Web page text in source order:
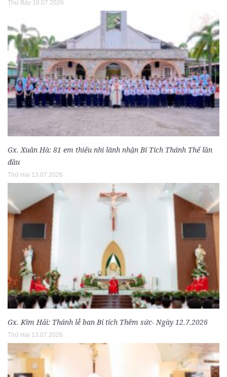
Thứ Bảy 18.07.2026
Gx. Xuân Hà: 81 em thiếu nhi lãnh nhận Bí Tích Thánh Thể lần
đầu
Thứ Hai 13.07.2026
Gx. Kim Hải: Thánh lễ ban Bí tích Thêm sức- Ngày 12.7.2026
Thứ Hai 13.07.2026